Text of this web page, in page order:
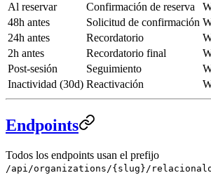
Al reservar
Confirmación de reserva
48h antes
Solicitud de confirmación
24h antes
Recordatorio
2h antes
Recordatorio final
Post-sesión
Seguimiento
Inactividad (30d) Reactivación
Endpoints
Todos los endpoints usan el prefijo
/api/organizations/{slug}/